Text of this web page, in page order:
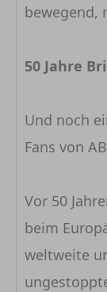
bewegend,
50 Jahre
Und noch
Fans von
Vor 50
beim
weltweite